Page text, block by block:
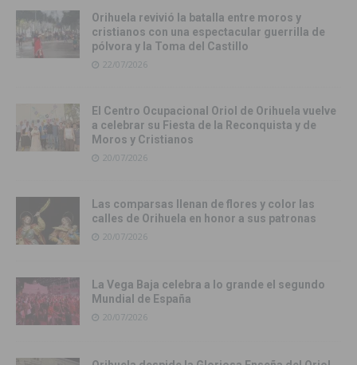
Orihuela revivió la batalla entre moros y
cristianos con una espectacular guerrilla de
pólvora y la Toma del Castillo
22/07/2026
El Centro Ocupacional Oriol de Orihuela vuelve
a celebrar su Fiesta de la Reconquista y de
Moros y Cristianos
20/07/2026
Las comparsas llenan de flores y color las
calles de Orihuela en honor a sus patronas
20/07/2026
La Vega Baja celebra a lo grande el segundo
Mundial de España
20/07/2026